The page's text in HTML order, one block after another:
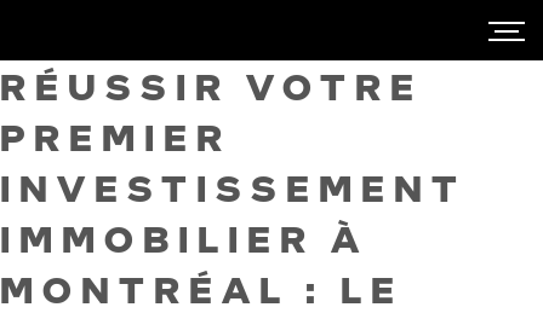
RÉUSSIR VOTRE
PREMIER
INVESTISSEMENT
IMMOBILIER À
MONTRÉAL : LE